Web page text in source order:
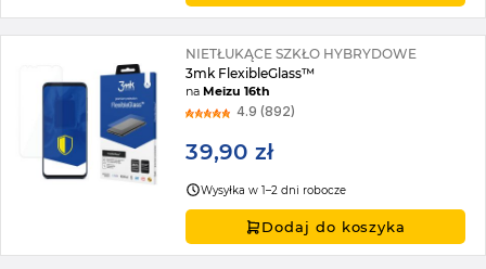
NIETŁUKĄCE SZKŁO HYBRYDOWE
3mk FlexibleGlass™
naMeizu 16th
4.9 (892)
39,90 zł
Wysyłka w 1–2 dni robocze
Dodaj do koszyka